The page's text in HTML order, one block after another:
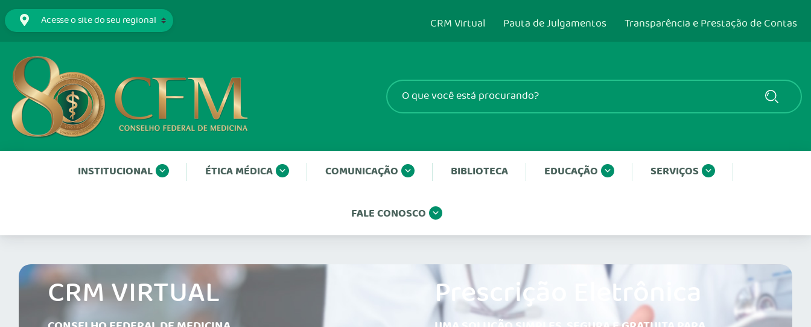
CRM Virtual Pauta de Julgamentos Transparência e Prestação de Contas
INSTITUCIONAL ÉTICA MÉDICA COMUNICAÇÃO BIBLIOTECA EDUCAÇÃO SERVIÇOS
FALE CONOSCO
CRM VIRTUAL Prescrição Eletrônica